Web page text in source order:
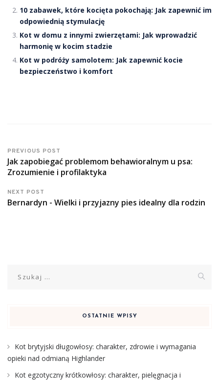
10 zabawek, które kocięta pokochają: Jak zapewnić im
odpowiednią stymulację
Kot w domu z innymi zwierzętami: Jak wprowadzić
harmonię w kocim stadzie
Kot w podróży samolotem: Jak zapewnić kocie
bezpieczeństwo i komfort
PREVIOUS POST
Jak zapobiegać problemom behawioralnym u psa:
Zrozumienie i profilaktyka
NEXT POST
Bernardyn - Wielki i przyjazny pies idealny dla rodzin
OSTATNIE WPISY
Kot brytyjski długowłosy: charakter, zdrowie i wymagania
opieki nad odmianą Highlander
Kot egzotyczny krótkowłosy: charakter, pielęgnacja i